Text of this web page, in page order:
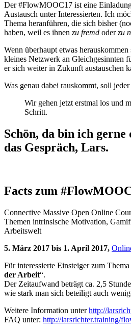
Der #FlowMOOC17 ist eine
Austausch unter Interessierten. Ich
Thema heranführen, die sich bisher
haben, weil es ihnen zu fremd oderzu
Wenn überhaupt etwas
kleines Netzwerk an Gleichgesinnten
er sich weiter in Zukunft austauschen
Was genau dabei rauskommt, soll
Wir gehen jetzt erstmal los und
Schritt.
Schön, da bin ich
das Gespräch, Lars.
Facts zum
Connective Massive Open Online
Themen intrinsische Motivation,
Arbeitswelt
5. März 2017 bis 1. April 2017,
Für interessierte Einsteiger zum Thema
der Arbeit“.
Der Zeitaufwand beträgt ca. 2,5
wie stark man sich beteiligt auch
Weitere Information unterhttp://
FAQ unter: http://larsrichter.training/